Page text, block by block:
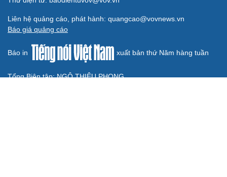
Hé lộ mục tiêu của đội tuyển nữ Việt Nam ở đấu trường
ASIAD 2026
Tin bóng đá 8-8: Xác định thời điểm ĐT Việt Nam thi đấu
bán kết ASEAN Cup 2026
BÓNG ĐÁ QUỐC TẾ